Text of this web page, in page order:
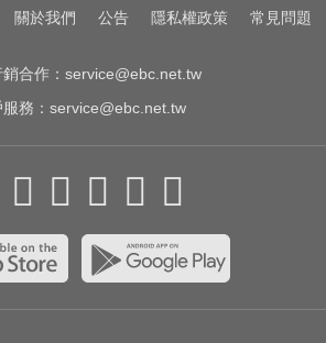
關於我們 公告 隱私權政策 常見問題
合作： service@ebc.net.tw
務： service@ebc.net.tw